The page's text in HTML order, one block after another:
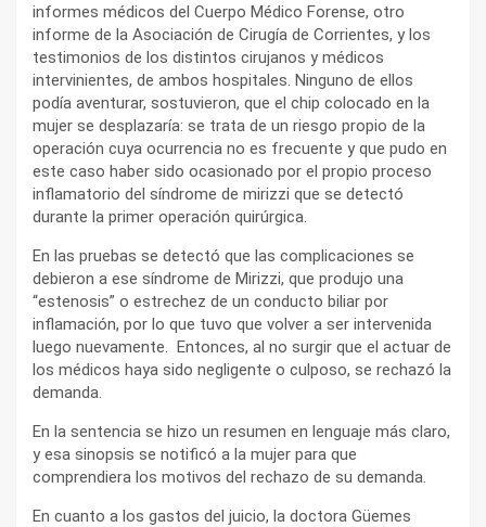
informes médicos del Cuerpo Médico Forense, otro
informe de la Asociación de Cirugía de Corrientes, y los
testimonios de los distintos cirujanos y médicos
intervinientes, de ambos hospitales. Ninguno de ellos
podía aventurar, sostuvieron, que el chip colocado en la
mujer se desplazaría: se trata de un riesgo propio de la
operación cuya ocurrencia no es frecuente y que pudo en
este caso haber sido ocasionado por el propio proceso
inflamatorio del síndrome de mirizzi que se detectó
durante la primer operación quirúrgica.
En las pruebas se detectó que las complicaciones se
debieron a ese síndrome de Mirizzi, que produjo una
“estenosis” o estrechez de un conducto biliar por
inflamación, por lo que tuvo que volver a ser intervenida
luego nuevamente. Entonces, al no surgir que el actuar de
los médicos haya sido negligente o culposo, se rechazó la
demanda.
En la sentencia se hizo un resumen en lenguaje más claro,
y esa sinopsis se notificó a la mujer para que
comprendiera los motivos del rechazo de su demanda.
En cuanto a los gastos del juicio, la doctora Güemes